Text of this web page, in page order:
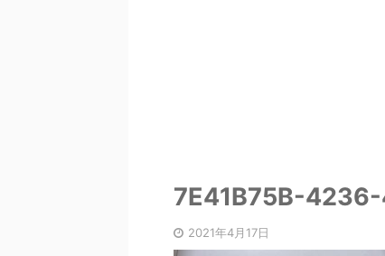
7E41B75B-
2021年4月17日